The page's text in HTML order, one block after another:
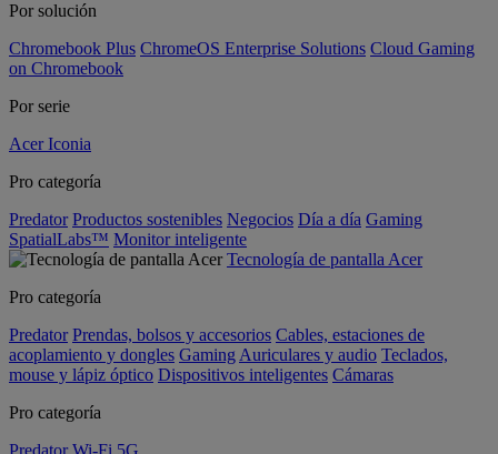
Por solución
Chromebook Plus ChromeOS Enterprise Solutions Cloud Gaming
on Chromebook
Por serie
Acer Iconia
Pro categoría
Predator Productos sostenibles Negocios Día a día Gaming
SpatialLabs™ Monitor inteligente
Tecnología de pantalla Acer
Pro categoría
Predator Prendas, bolsos y accesorios Cables, estaciones de
acoplamiento y dongles Gaming Auriculares y audio Teclados,
mouse y lápiz óptico Dispositivos inteligentes Cámaras
Pro categoría
Predator Wi-Fi 5G